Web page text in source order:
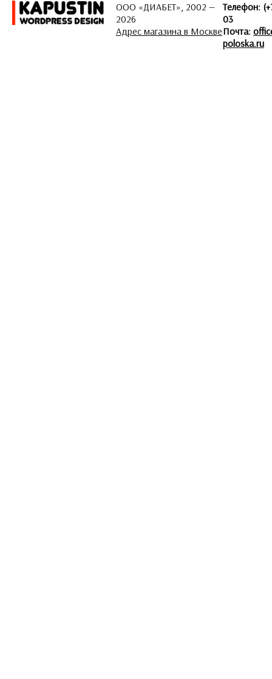
ООО «ДИАБЕТ», 2002 —
2026
Адрес магазина в Москве
Телефон:
03
Почта:
poloska.ru